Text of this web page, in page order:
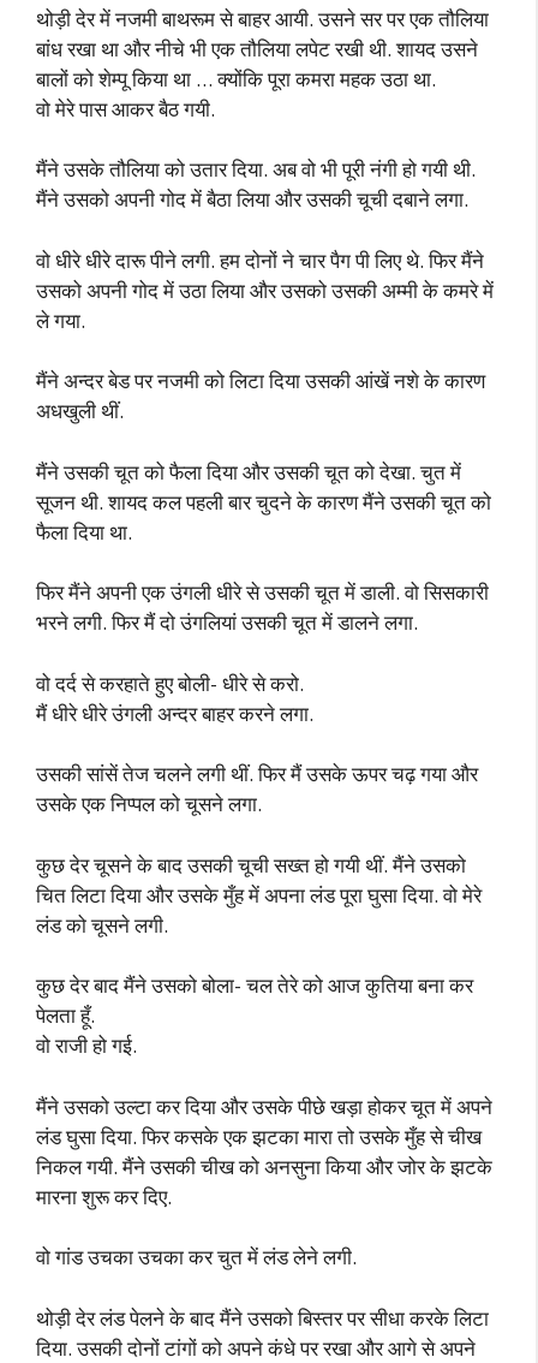
थोड़ी देर में नजमी बाथरूम से बाहर आयी. उसने सर पर एक तौलिया
बांध रखा था और नीचे भी एक तौलिया लपेट रखी थी. शायद उसने
बालों को शेम्पू किया था … क्योंकि पूरा कमरा महक उठा था.
वो मेरे पास आकर बैठ गयी.
मैंने उसके तौलिया को उतार दिया. अब वो भी पूरी नंगी हो गयी थी.
मैंने उसको अपनी गोद में बैठा लिया और उसकी चूची दबाने लगा.
वो धीरे धीरे दारू पीने लगी. हम दोनों ने चार पैग पी लिए थे. फिर मैंने
उसको अपनी गोद में उठा लिया और उसको उसकी अम्मी के कमरे में
ले गया.
मैंने अन्दर बेड पर नजमी को लिटा दिया उसकी आंखें नशे के कारण
अधखुली थीं.
मैंने उसकी चूत को फैला दिया और उसकी चूत को देखा. चुत में
सूजन थी. शायद कल पहली बार चुदने के कारण मैंने उसकी चूत को
फैला दिया था.
फिर मैंने अपनी एक उंगली धीरे से उसकी चूत में डाली. वो सिसकारी
भरने लगी. फिर मैं दो उंगलियां उसकी चूत में डालने लगा.
वो दर्द से करहाते हुए बोली- धीरे से करो.
मैं धीरे धीरे उंगली अन्दर बाहर करने लगा.
उसकी सांसें तेज चलने लगी थीं. फिर मैं उसके ऊपर चढ़ गया और
उसके एक निप्पल को चूसने लगा.
कुछ देर चूसने के बाद उसकी चूची सख्त हो गयी थीं. मैंने उसको
चित लिटा दिया और उसके मुँह में अपना लंड पूरा घुसा दिया. वो मेरे
लंड को चूसने लगी.
कुछ देर बाद मैंने उसको बोला- चल तेरे को आज कुतिया बना कर
पेलता हूँ.
वो राजी हो गई.
मैंने उसको उल्टा कर दिया और उसके पीछे खड़ा होकर चूत में अपने
लंड घुसा दिया. फिर कसके एक झटका मारा तो उसके मुँह से चीख
निकल गयी. मैंने उसकी चीख को अनसुना किया और जोर के झटके
मारना शुरू कर दिए.
वो गांड उचका उचका कर चुत में लंड लेने लगी.
थोड़ी देर लंड पेलने के बाद मैंने उसको बिस्तर पर सीधा करके लिटा
दिया. उसकी दोनों टांगों को अपने कंधे पर रखा और आगे से अपने